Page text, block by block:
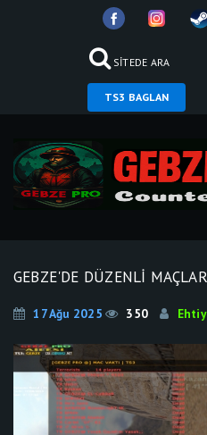
SİTEDE ARA
TS3 BAGLAN
GEBZE'DE DÜZENLİ
17 Ağu 2025 350